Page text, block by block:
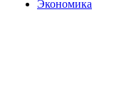
Экономика